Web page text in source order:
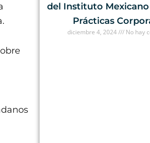
del Instituto
Prácticas
diciembre 4, 2024 No hay